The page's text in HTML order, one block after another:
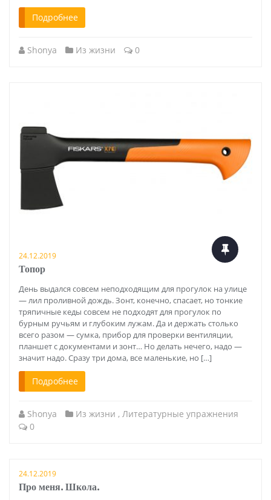
Подробнее
Shonya Из жизни 0
24.12.2019
Топор
День выдался совсем неподходящим для прогулок на улице
— лил проливной дождь. Зонт, конечно, спасает, но тонкие
тряпичные кеды совсем не подходят для прогулок по
бурным ручьям и глубоким лужам. Да и держать столько
всего разом — сумка, прибор для проверки вентиляции,
планшет с документами и зонт… Но делать нечего, надо —
значит надо. Сразу три дома, все маленькие, но […]
Подробнее
Shonya Из жизни , Литературные упражнения
0
24.12.2019
Про меня. Школа.